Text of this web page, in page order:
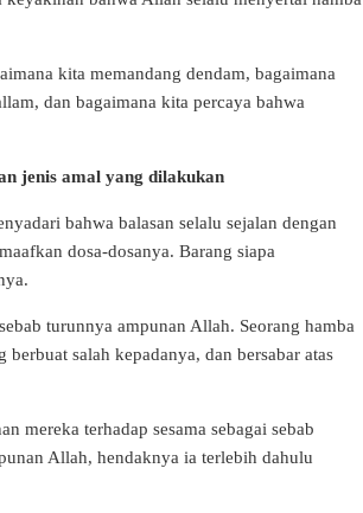
kita memandang dendam, bagaimana
dan bagaimana kita percaya bahwa
jenis amal yang dilakukan
bahwa balasan selalu sejalan dengan
dosa-dosanya. Barang siapa
turunnya ampunan Allah. Seorang hamba
salah kepadanya, dan bersabar atas
mereka terhadap sesama sebagai sebab
Allah, hendaknya ia terlebih dahulu